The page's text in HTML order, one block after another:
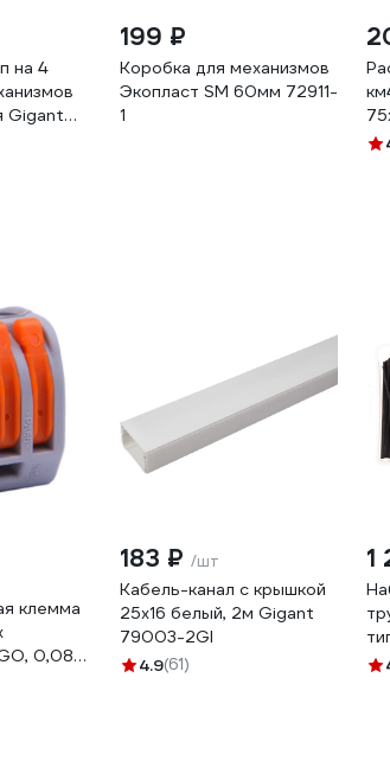
на 4
Gigant
199 ₽
Коробка для механизмов
Экопласт SM 60мм 72911-
1
клемма
0,08-
без
183 ₽ /шт
Кабель-канал с крышкой
25х16 белый, 2м Gigant
79003-2GI
4.9(61)
1